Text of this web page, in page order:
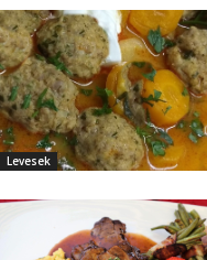
Levesek